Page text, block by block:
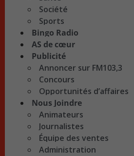
Société
Sports
Bingo Radio
AS de cœur
Publicité
Annoncer sur FM103,3
Concours
Opportunités d’affaires
Nous Joindre
Animateurs
Journalistes
Équipe des ventes
Administration